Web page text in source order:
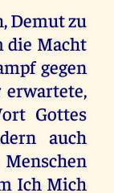
Demut zu
die Macht
gegen
erwartete,
Gottes
auch
Ich Mich